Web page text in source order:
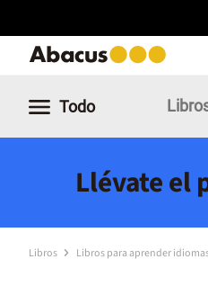
Todo
Llévate el
Libros Libros para aprender